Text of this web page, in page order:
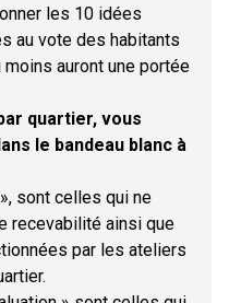
les 10 idées
au vote des habitants
auront une portée
quartier, vous
le bandeau blanc à
sont celles qui ne
recevabilité ainsi que
par les ateliers